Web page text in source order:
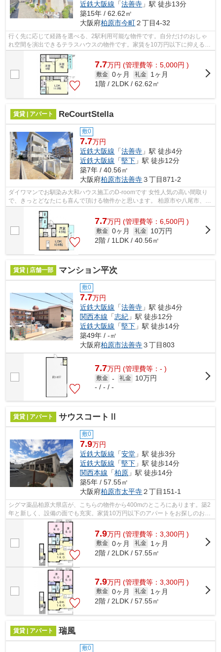
近鉄大阪線 「法善寺 」駅 徒歩13分
築15年 / 62.62㎡
大阪府柏原市今町２丁目4-32
行く先に応じて経路を選べる、2駅利用可能な物件です。自分だけのおしゃ
れ空間を演出できるテラスハウスの物件です。家賃を10万円以下に抑えるこ
とができます。当社イチオシの物件の「...
7.7万円 (管理費等：5,000円 )
敷金 0ヶ月 礼金
1ヶ月
1階 / 2LDK / 62.62㎡
賃貸 | アパート ReCourtStella
敷0
7.7万円
近鉄大阪線 「法善寺 」駅 徒歩4分
近鉄大阪線 「堅下 」駅 徒歩12分
築7年 / 40.56㎡
大阪府柏原市法善寺３丁目871-2
ダイワマンでお馴染み大和ハウス施工のD-roomです 女性人気の高い間取り
で、きっとどなたにも喜んで頂ける物件かと思います。 柏原市や八尾市、藤
井寺市のエリアで D-roomでお部屋探し...
7.7万円 (管理費等：6,500円 )
敷金 0ヶ月 礼金
10万円
2階 / 1LDK / 40.56㎡
賃貸 | 店舗一部 マンション平次
敷0
7.7万円
近鉄大阪線 「法善寺 」駅 徒歩4分
関西本線 「志紀 」駅 徒歩12分
近鉄大阪線 「堅下 」駅 徒歩14分
築49年 / -㎡
大阪府柏原市法善寺３丁目803
7.7万円 (管理費等：- )
敷金 - 礼金
10万円
- / - / -
賃貸 | アパート サウスコートⅡ
敷0
7.9万円
近鉄大阪線 「安堂 」駅 徒歩3分
近鉄大阪線 「堅下 」駅 徒歩14分
関西本線 「柏原 」駅 徒歩14分
築5年 / 57.55㎡
大阪府柏原市太平寺２丁目151-1
シグマ薬品柏原大県店が、こちらの物件から400mのところにあります。築2
年と新しく、設備の面でも充実。家賃10万円以下のアパートをお探しのお客
様におすすめの物件です。こだわりポイ...
7.9万円 (管理費等：3,300円 )
敷金 0ヶ月 礼金
1ヶ月
2階 / 2LDK / 57.55㎡
7.9万円 (管理費等：3,300円 )
敷金 0ヶ月 礼金
1ヶ月
2階 / 2LDK / 57.55㎡
賃貸 | アパート 瑞風
敷0